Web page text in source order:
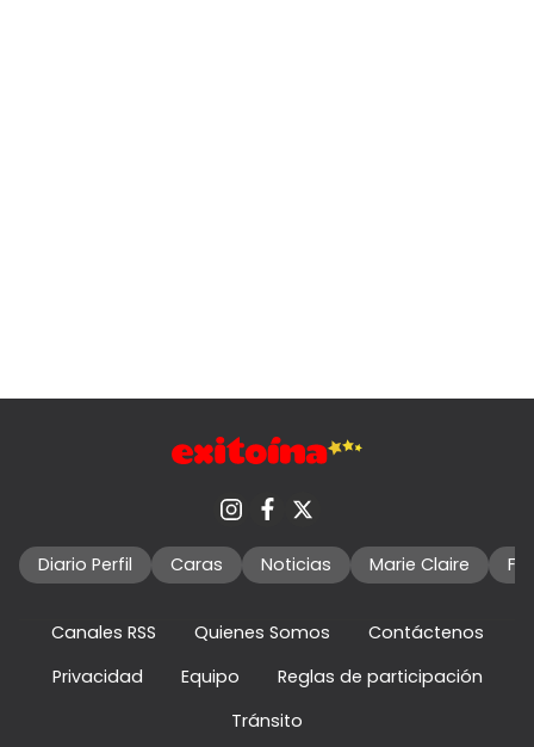
Diario Perfil Caras Noticias Marie Claire
Canales RSS Quienes Somos
Contáctenos
Privacidad
Equipo
Reglas de participación
Tránsito